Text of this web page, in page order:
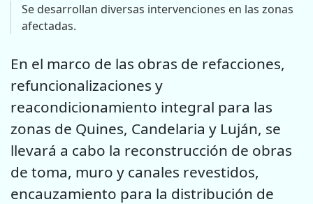
Se desarrollan diversas intervenciones en las zonas
afectadas.
En el marco de las obras de refacciones,
refuncionalizaciones y
reacondicionamiento integral para las
zonas de Quines, Candelaria y Luján, se
llevará a cabo la reconstrucción de obras
de toma, muro y canales revestidos,
encauzamiento para la distribución de